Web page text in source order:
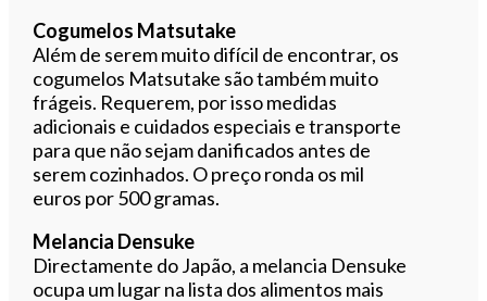
Cogumelos Matsutake
Além de serem muito difícil de encontrar, os
cogumelos Matsutake são também muito
frágeis. Requerem, por isso medidas
adicionais e cuidados especiais e transporte
para que não sejam danificados antes de
serem cozinhados. O preço ronda os mil
euros por 500 gramas.
Melancia Densuke
Directamente do Japão, a melancia Densuke
ocupa um lugar na lista dos alimentos mais